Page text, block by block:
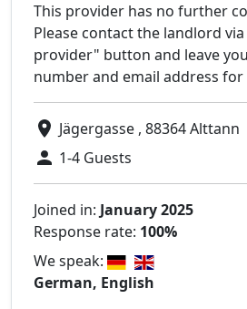
This provider has no further
Please contact the landlord
provider" button and leave
number and email address
Jägergasse , 88364 Alttann
1-4 Guests
Joined in: January 2025
Response rate: 100%
We speak:
German, English